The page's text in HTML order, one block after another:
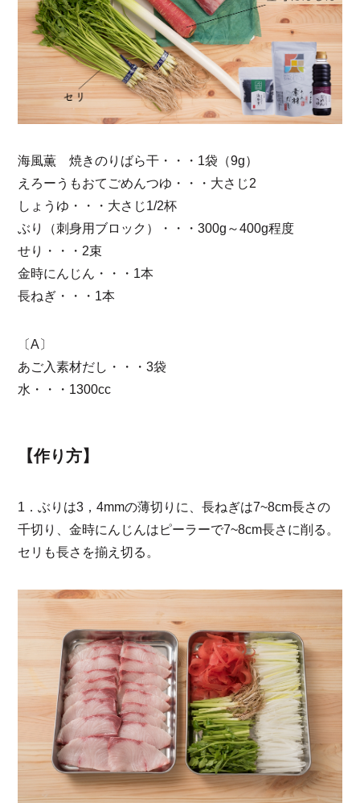
海風薫 焼きのりばら干・・・1袋（9g）
えろーうもおてごめんつゆ・・・大さじ2
しょうゆ・・・大さじ1/2杯
ぶり（刺身用ブロック）・・・300g～400g程度
せり・・・2束
金時にんじん・・・1本
長ねぎ・・・1本
〔A〕
あご入素材だし・・・3袋
水・・・1300cc
【作り方】
1．ぶりは3，4mmの薄切りに、長ねぎは7~8cm長さの
千切り、金時にんじんはピーラーで7~8cm長さに削る。
セリも長さを揃え切る。